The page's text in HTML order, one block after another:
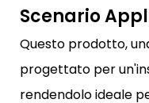
Scenario
Questo prodotto,
progettato per
rendendolo ideale